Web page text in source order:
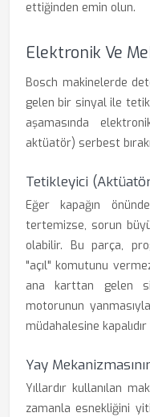
ettiğinden emin olun.
Elektronik Ve
Bosch makinelerde
gelen bir sinyal ile
aşamasında
aktüatör) serbest
Tetikleyici
Eğer kapağın
tertemizse, sorun
olabilir. Bu parça,
"açıl" komutunu
ana karttan gelen
motorunun
müdahalesine
Yay
Yıllardır kullanılan
zamanla esnekliğini